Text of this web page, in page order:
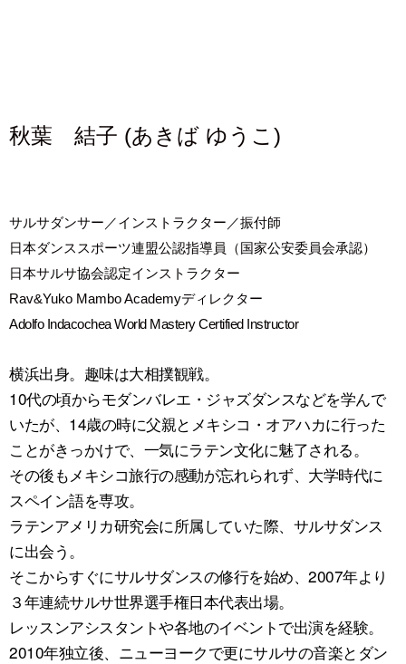
秋葉 結子 (あきば ゆうこ)
サルサダンサー／インストラクター／振付師
日本ダンススポーツ連盟公認指導員（国家公安委員会承認）
日本サルサ協会認定インストラクター
Rav&Yuko Mambo Academyディレクター
Adolfo Indacochea World Mastery Certified Instructor
横浜出身。趣味は大相撲観戦。
10代の頃からモダンバレエ・ジャズダンスなどを学んで
いたが、14歳の時に父親とメキシコ・オアハカに行った
ことがきっかけで、 一気にラテン文化に魅了される。
その後もメキシコ旅行の感動が忘れられず、大学時代に
スペイン語を専攻。
ラテンアメリカ研究会に所属していた際、サルサダンス
に出会う。
そこからすぐにサルサダンスの修行を始め、2007年より
３年連続サルサ世界選手権日本代表出場。
レッスンアシスタントや各地のイベントで出演を経験。
2010年独立後、ニューヨークで更にサルサの音楽とダン